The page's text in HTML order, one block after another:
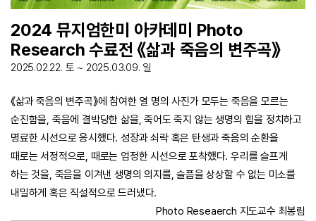
2024 뮤지엄한미 아카데미 Photo
Research 수료전 《삶과 죽음의 변주곡》
2025.02.22. 토 ~ 2025.03.09. 일
《삶과 죽음의 변주곡》에 참여한 열 명의 사진가 모두는 죽음을 모르는
순진함을, 죽음에결박당한 삶을,죽어도 죽지 않는 생명의 힘을 정치하고
명료한 시선으로 응시했다. 성장과 쇠락 혹은 탄생과 죽음의 순환을
때로는 서정적으로, 때로는 엄정한 시선으로 포착했다.우리를 슬프게
하는 것을, 죽음을 이겨낸 생명의 의지를, 슬픔을 상상할 수 없는 미소를
내밀하게 혹은 직설적으로 드러냈다.
Photo Reseaerch 지도교수 최봉림